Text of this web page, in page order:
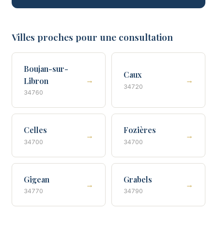
Villes proches pour une consultation
Boujan-sur-
Libron
34760
→
Caux
34720
→
Celles
34700
→
Fozières
34700
→
Gigean
34770
→
Grabels
34790
→